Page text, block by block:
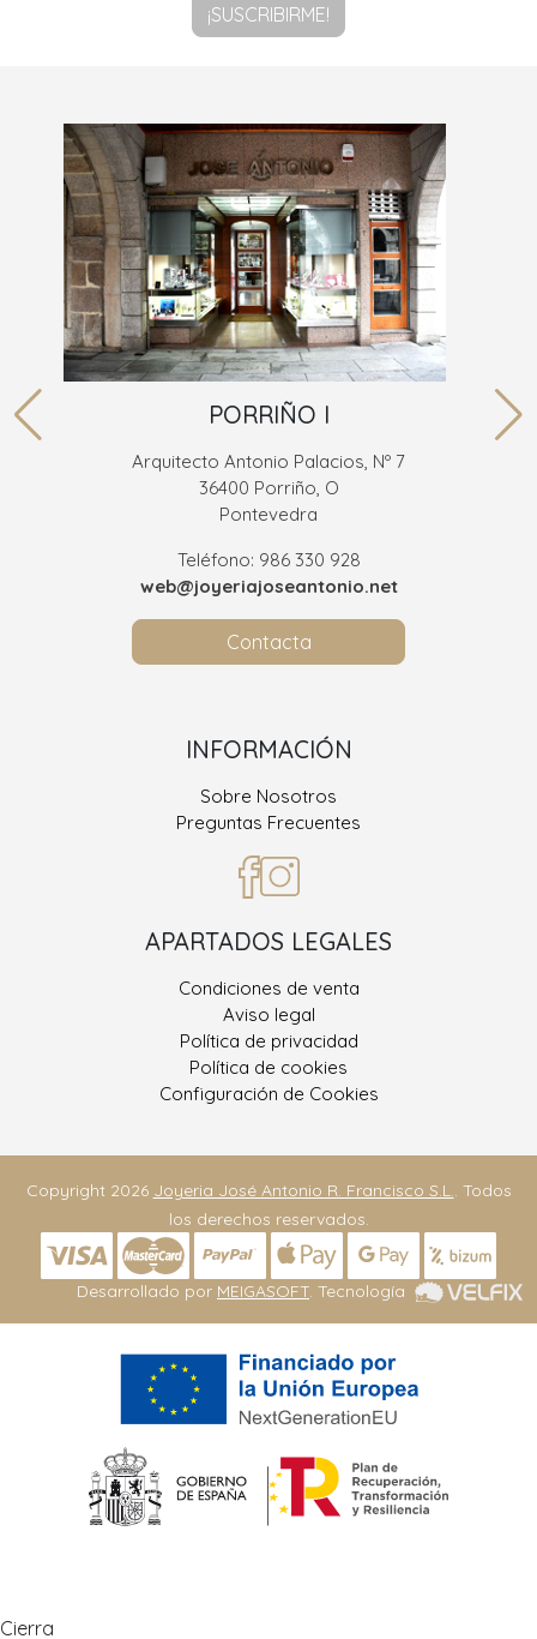
¡SUSCRIBIRME!
PORRIÑO I
Arquitecto Antonio Palacios, Nº 7
36400 Porriño, O
Pontevedra
Teléfono: 986 330 928
web@joyeriajoseantonio.net
Contacta
INFORMACIÓN
Sobre Nosotros
Preguntas Frecuentes
APARTADOS LEGALES
Condiciones de venta
Aviso legal
Política de privacidad
Política de cookies
Configuración de Cookies
Copyright 2026 Joyeria José Antonio R. Francisco S.L.. Todos
los derechos reservados.
Desarrollado por MEIGASOFT . Tecnología
Cierra